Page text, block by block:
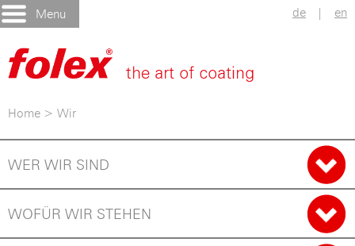
Menu de | en
Home > Wir
WER WIR SIND
WOFÜR WIR STEHEN